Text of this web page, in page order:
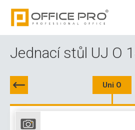
Jednací stůl UJ O
Uni O